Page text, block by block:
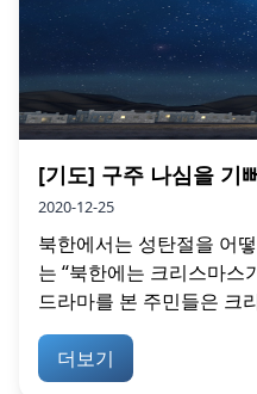
[기도] 구주 나심을 기
2020-12-25
북한에서는 성탄절을 어
는 “북한에는 크리스마스
드라마를 본 주민들은 크
더보기